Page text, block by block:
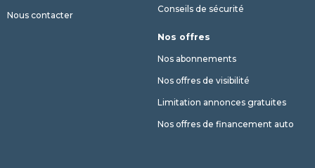
Nous contacter
Conseils de sécurité
Nos offres
Nos abonnements
Nos offres de visibilité
Limitation annonces gratuites
Nos offres de financement auto